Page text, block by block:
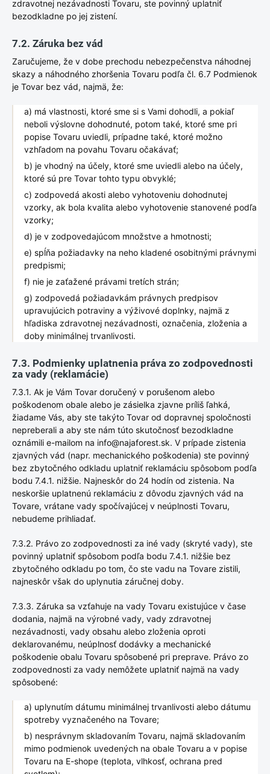
zdravotnej nezávadnosti Tovaru, ste povinný uplatniť
bezodkladne po jej zistení.
7.2. Záruka bez vád
Zaručujeme, že v dobe prechodu nebezpečenstva náhodnej
skazy a náhodného zhoršenia Tovaru podľa čl. 6.7 Podmienok
je Tovar bez vád, najmä, že:
a) má vlastnosti, ktoré sme si s Vami dohodli, a pokiaľ
neboli výslovne dohodnuté, potom také, ktoré sme pri
popise Tovaru uviedli, prípadne také, ktoré možno
vzhľadom na povahu Tovaru očakávať;
b) je vhodný na účely, ktoré sme uviedli alebo na účely,
ktoré sú pre Tovar tohto typu obvyklé;
c) zodpovedá akosti alebo vyhotoveniu dohodnutej
vzorky, ak bola kvalita alebo vyhotovenie stanovené podľa
vzorky;
d) je v zodpovedajúcom množstve a hmotnosti;
e) spĺňa požiadavky na neho kladené osobitnými právnymi
predpismi;
f) nie je zaťažené právami tretích strán;
g) zodpovedá požiadavkám právnych predpisov
upravujúcich potraviny a výživové doplnky, najmä z
hľadiska zdravotnej nezávadnosti, označenia, zloženia a
doby minimálnej trvanlivosti.
7.3. Podmienky uplatnenia práva zo zodpovednosti
za vady (reklamácie)
7.3.1. Ak je Vám Tovar doručený v porušenom alebo
poškodenom obale alebo je zásielka zjavne príliš ľahká,
žiadame Vás, aby ste takýto Tovar od dopravnej spoločnosti
nepreberali a aby ste nám túto skutočnosť bezodkladne
oznámili e-mailom na info@najaforest.sk. V prípade zistenia
zjavných vád (napr. mechanického poškodenia) ste povinný
bez zbytočného odkladu uplatniť reklamáciu spôsobom podľa
bodu 7.4.1. nižšie. Najneskôr do 24 hodín od zistenia. Na
neskoršie uplatnenú reklamáciu z dôvodu zjavných vád na
Tovare, vrátane vady spočívajúcej v neúplnosti Tovaru,
nebudeme prihliadať.
7.3.2. Právo zo zodpovednosti za iné vady (skryté vady), ste
povinný uplatniť spôsobom podľa bodu 7.4.1. nižšie bez
zbytočného odkladu po tom, čo ste vadu na Tovare zistili,
najneskôr však do uplynutia záručnej doby.
7.3.3. Záruka sa vzťahuje na vady Tovaru existujúce v čase
dodania, najmä na výrobné vady, vady zdravotnej
nezávadnosti, vady obsahu alebo zloženia oproti
deklarovanému, neúplnosť dodávky a mechanické
poškodenie obalu Tovaru spôsobené pri preprave. Právo zo
zodpovednosti za vady nemôžete uplatniť najmä na vady
spôsobené:
a) uplynutím dátumu minimálnej trvanlivosti alebo dátumu
spotreby vyznačeného na Tovare;
b) nesprávnym skladovaním Tovaru, najmä skladovaním
mimo podmienok uvedených na obale Tovaru a v popise
Tovaru na E-shope (teplota, vlhkosť, ochrana pred